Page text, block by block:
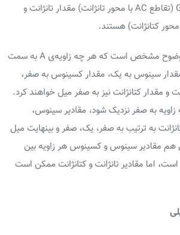
مقدار سینوس، محل G (تقاطع AC با محور تانژانت) مقدار تانژانت و
در دایره‌ی مثلثاتی به وضوح مشخص است که هر چه زاویه‌ی A به سمت
سینوس به یک، مقدار کسینوس به صفر،
و مقدار کتانژانت نیز به صفر میل خواهند کرد.
به صفر نزدیک شود، مقادیر سینوس،
به ترتیب به صفر، یک، صفر و بینهایت میل
مقادیر سینوس و کسینوس هر زاویه بین
اما مقادیر تانژانت و کتانژانت ممکن است